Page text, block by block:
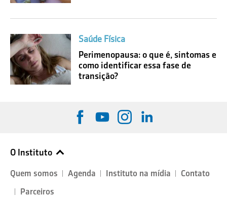
Saúde Física
Perimenopausa: o que é, sintomas e
como identificar essa fase de
transição?
O Instituto
Quem somos Agenda Instituto na mídia
Contato
Parceiros